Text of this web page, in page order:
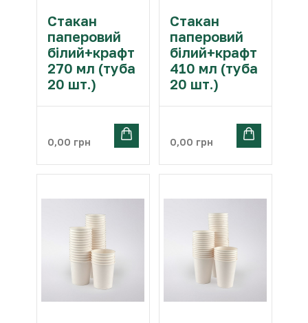
Стакан
паперовий
білий+крафт
270 мл (туба
20 шт.)
0,00 грн
Стакан
паперовий
білий+крафт
410 мл (туба
20 шт.)
0,00 грн